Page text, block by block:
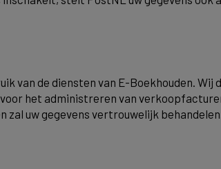
van de diensten van E-Boekhouden. Wij
het administreren van
uw gegevens vertrouwelijk